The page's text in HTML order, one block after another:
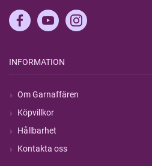
INFORMATION
Om Garnaffären
Köpvillkor
Hållbarhet
Kontakta oss